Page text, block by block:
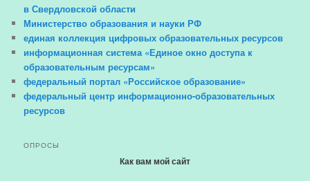
в Свердловской области
Министерство образования и науки РФ
единая коллекция цифровых образовательных ресурсов
информационная система «Единое окно доступа к
образовательным ресурсам»
федеральный портал «Российское образование»
федеральный центр информационно-образовательных
ресурсов
ОПРОСЫ
Как вам мой сайт